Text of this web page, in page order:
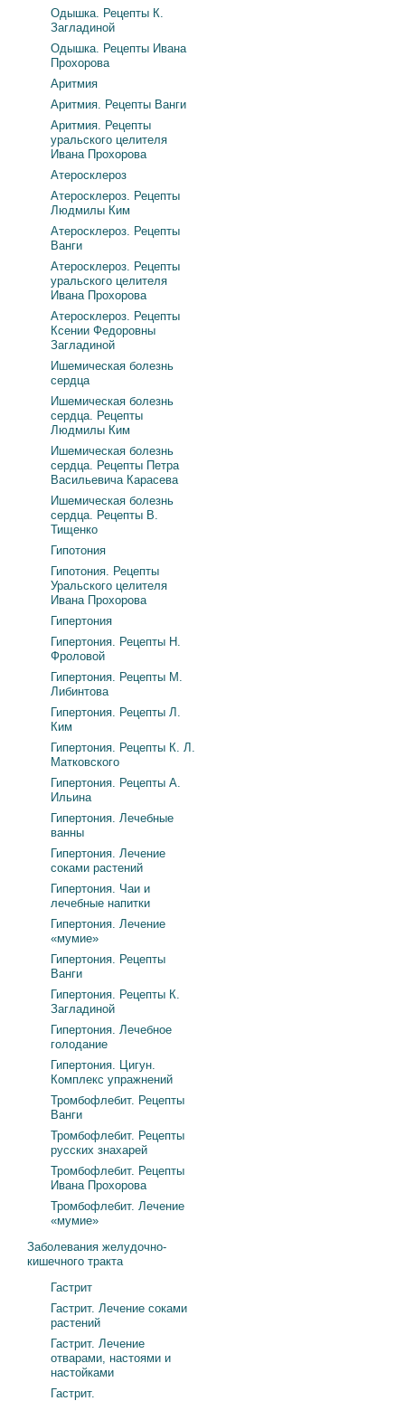
Одышка. Рецепты К.
Загладиной
Одышка. Рецепты Ивана
Прохорова
Аритмия
Аритмия. Рецепты Ванги
Аритмия. Рецепты
уральского целителя
Ивана Прохорова
Атеросклероз
Атеросклероз. Рецепты
Людмилы Ким
Атеросклероз. Рецепты
Ванги
Атеросклероз. Рецепты
уральского целителя
Ивана Прохорова
Атеросклероз. Рецепты
Ксении Федоровны
Загладиной
Ишемическая болезнь
сердца
Ишемическая болезнь
сердца. Рецепты
Людмилы Ким
Ишемическая болезнь
сердца. Рецепты Петра
Васильевича Карасева
Ишемическая болезнь
сердца. Рецепты В.
Тищенко
Гипотония
Гипотония. Рецепты
Уральского целителя
Ивана Прохорова
Гипертония
Гипертония. Рецепты Н.
Фроловой
Гипертония. Рецепты М.
Либинтова
Гипертония. Рецепты Л.
Ким
Гипертония. Рецепты К. Л.
Матковского
Гипертония. Рецепты А.
Ильина
Гипертония. Лечебные
ванны
Гипертония. Лечение
соками растений
Гипертония. Чаи и
лечебные напитки
Гипертония. Лечение
«мумие»
Гипертония. Рецепты
Ванги
Гипертония. Рецепты К.
Загладиной
Гипертония. Лечебное
голодание
Гипертония. Цигун.
Комплекс упражнений
Тромбофлебит. Рецепты
Ванги
Тромбофлебит. Рецепты
русских знахарей
Тромбофлебит. Рецепты
Ивана Прохорова
Тромбофлебит. Лечение
«мумие»
Заболевания желудочно-
кишечного тракта
Гастрит
Гастрит. Лечение соками
растений
Гастрит. Лечение
отварами, настоями и
настойками
Гастрит.